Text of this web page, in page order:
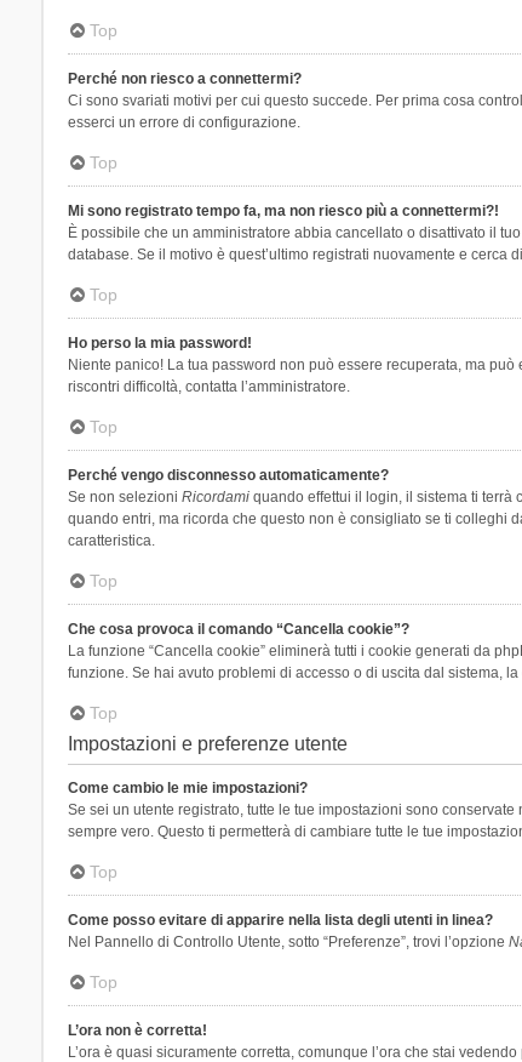
Top
Perché non riesco a connettermi?
Ci sono svariati motivi per cui questo succede. Per prima cosa
esserci un errore di configurazione.
Top
Mi sono registrato tempo fa, ma non riesco più a connettermi?!
È possibile che un amministratore abbia cancellato o disattivato il
database. Se il motivo è quest’ultimo registrati nuovamente e cerca
Top
Ho perso la mia password!
Niente panico! La tua password non può essere recuperata, ma
riscontri difficoltà, contatta l’amministratore.
Top
Perché vengo disconnesso automaticamente?
Se non selezioni Ricordamiquando effettui il login, il sistema ti terrà
quando entri, ma ricorda che questo non è consigliato se ti colleghi
caratteristica.
Top
Che cosa provoca il comando “Cancella cookie”?
La funzione “Cancella cookie” eliminerà tutti i cookie generati da
funzione. Se hai avuto problemi di accesso o di uscita dal sistema,
Top
Impostazioni e preferenze utente
Come cambio le mie impostazioni?
Se sei un utente registrato, tutte le tue impostazioni sono
sempre vero. Questo ti permetterà di cambiare tutte le tue
Top
Come posso evitare di apparire nella lista degli utenti in linea?
Nel Pannello di Controllo Utente, sotto “Preferenze”, trovi l’opzione
Top
L’ora non è corretta!
L’ora è quasi sicuramente corretta, comunque l’ora che stai